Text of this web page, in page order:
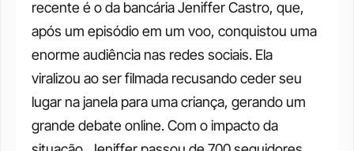
recente é o da bancária Jeniffer Castro, que,
após um episódio em um voo, conquistou uma
enorme audiência nas redes sociais. Ela
viralizou ao ser filmada recusando ceder seu
lugar na janela para uma criança, gerando um
grande debate online. Com o impacto da